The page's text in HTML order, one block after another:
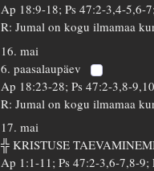
Ap 18:9-18; Ps 47:2-3,4-5,6-
R: Jumal on kogu ilmamaa
16. mai
6. paasalaupäev
Ap 18:23-28; Ps 47:2-3,8-
R: Jumal on kogu ilmamaa
17. mai
╬ KRISTUSE
Ap 1:1-11; Ps 47:2-3,6-7,8-